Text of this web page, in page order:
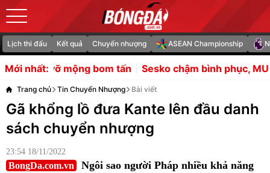
Lịch thi đấu Kết quả Chuyển nhượng ASEAN Championship
Mới nhất:
tấn Sesko chậm bình phục, MU an tâm nhờ tiền sử ít
Trang chủ Tin Chuyển Nhượng Bài viết
Gã khổng lồ đưa Kante lên đầu danh
sách chuyển nhượng
23:54 18/11/2022
BongDa.com.vn
Ngôi sao người Pháp nhiều khả năng